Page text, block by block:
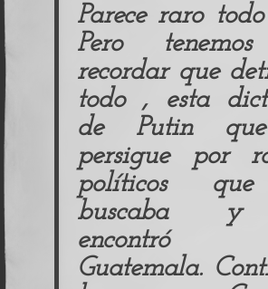
Parece raro
Pero
recordar que
todo , esta
de Putinque
persigue por
políticos
buscaba y
Guatemala.